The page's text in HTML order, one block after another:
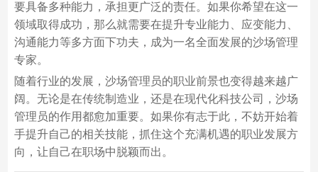
要具备多种能力，承担更广泛的责任。如果你希望在这一
领域取得成功，那么就需要在提升专业能力、应变能力、
沟通能力等多方面下功夫，成为一名全面发展的沙场管理
专家。
随着行业的发展，沙场管理员的职业前景也变得越来越广
阔。无论是在传统制造业，还是在现代化科技公司，沙场
管理员的作用都愈加重要。如果你有志于此，不妨开始着
手提升自己的相关技能，抓住这个充满机遇的职业发展方
向，让自己在职场中脱颖而出。